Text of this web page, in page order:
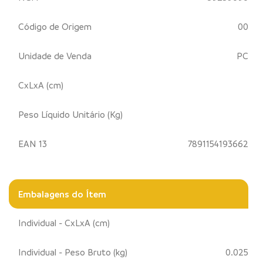
Código de Origem 00
Unidade de Venda PC
CxLxA (cm)
Peso Líquido Unitário (Kg)
EAN 13 7891154193662
Embalagens do Ítem
Individual - CxLxA (cm)
Individual - Peso Bruto (kg) 0.025